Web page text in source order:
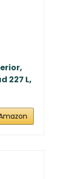
227 L,